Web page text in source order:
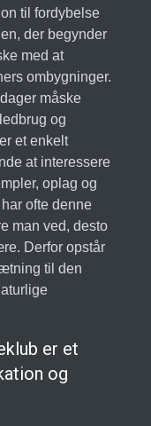
til fordybelse
der begynder
med at
ombygninger.
måske
og
et enkelt
at interessere
oplag og
ofte denne
man ved, desto
Derfor opstår
til den
er et
og